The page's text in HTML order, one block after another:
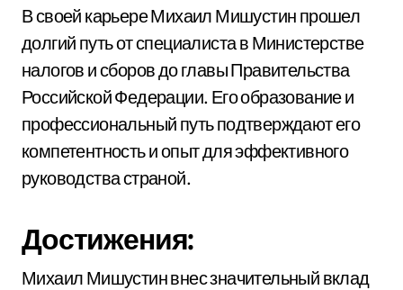
В своей карьере Михаил Мишустин прошел
долгий путь от специалиста в Министерстве
налогов и сборов до главы Правительства
Российской Федерации. Его образование и
профессиональный путь подтверждают его
компетентность и опыт для эффективного
руководства страной.
Достижения:
Михаил Мишустин внес значительный вклад